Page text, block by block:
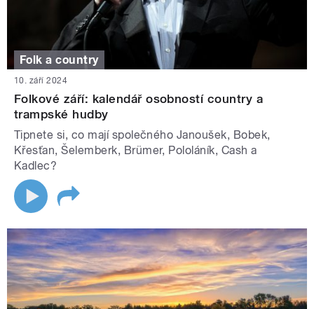
Folk a country
10. září 2024
Folkové září: kalendář osobností country a
trampské hudby
Tipnete si, co mají společného Janoušek, Bobek,
Křesťan, Šelemberk, Brümer, Pololáník, Cash a
Kadlec?